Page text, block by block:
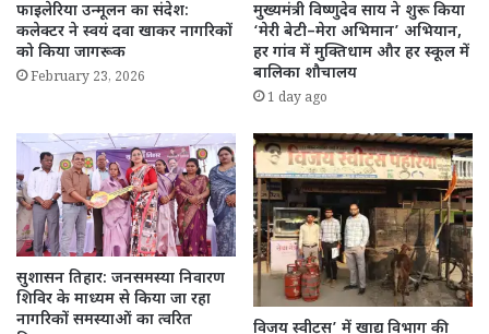
फाइलेरिया उन्मूलन का संदेश:
कलेक्टर ने स्वयं दवा खाकर नागरिकों
को किया जागरूक
February 23, 2026
मुख्यमंत्री विष्णुदेव साय ने शुरू किया
‘मेरी बेटी–मेरा अभिमान’ अभियान,
हर गांव में मुक्तिधाम और हर स्कूल में
बालिका शौचालय
1 day ago
सुशासन तिहार: जनसमस्या निवारण
शिविर के माध्यम से किया जा रहा
नागरिकों समस्याओं का त्वरित
विजय स्वीट्स’ में खाद्य विभाग की